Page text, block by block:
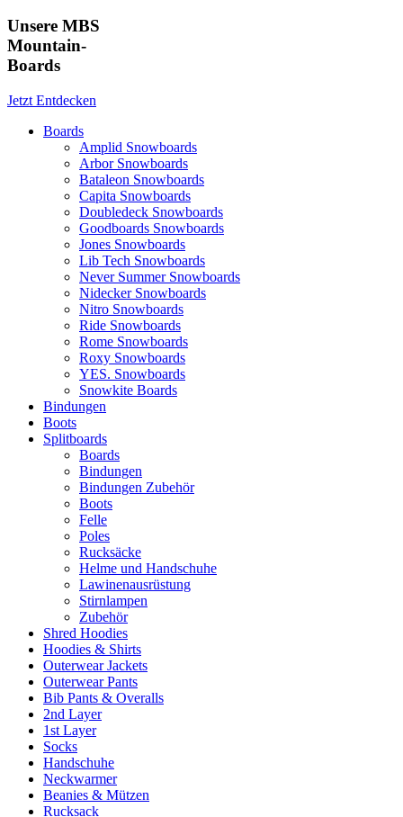
Unsere MBS
Mountain-
Boards
Jetzt Entdecken
Boards
Amplid Snowboards
Arbor Snowboards
Bataleon Snowboards
Capita Snowboards
Doubledeck Snowboards
Goodboards Snowboards
Jones Snowboards
Lib Tech Snowboards
Never Summer Snowboards
Nidecker Snowboards
Nitro Snowboards
Ride Snowboards
Rome Snowboards
Roxy Snowboards
YES. Snowboards
Snowkite Boards
Bindungen
Boots
Splitboards
Boards
Bindungen
Bindungen Zubehör
Boots
Felle
Poles
Rucksäcke
Helme und Handschuhe
Lawinenausrüstung
Stirnlampen
Zubehör
Shred Hoodies
Hoodies & Shirts
Outerwear Jackets
Outerwear Pants
Bib Pants & Overalls
2nd Layer
1st Layer
Socks
Handschuhe
Neckwarmer
Beanies & Mützen
Rucksack